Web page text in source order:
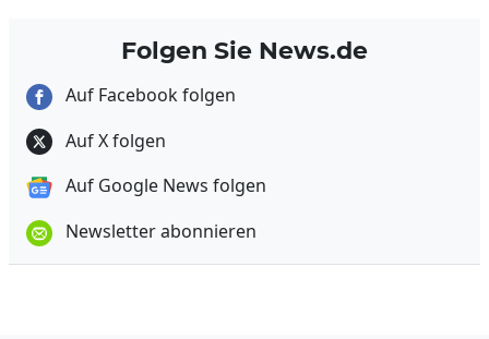
Folgen Sie News.de
Auf Facebook folgen
Auf X folgen
Auf Google News folgen
Newsletter abonnieren